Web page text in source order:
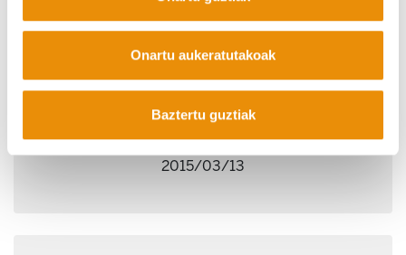
Onartu aukeratutakoak
Baztertu guztiak
27. Ingurumen buletina
2015/03/13